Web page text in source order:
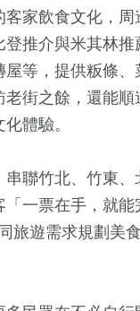
家飲食文化，
推介與米其林推
等，提供粄條
街之餘，還能
體驗。
聯竹北、竹東
一票在手，就
旅遊需求規劃美
8
司法